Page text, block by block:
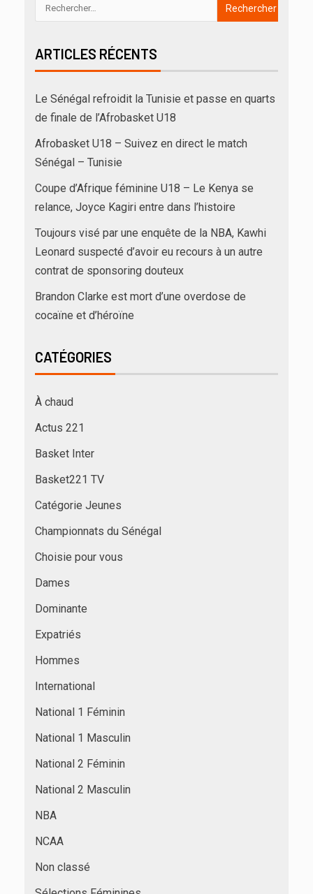
ARTICLES RÉCENTS
Le Sénégal refroidit la Tunisie et passe en quarts
de finale de l’Afrobasket U18
Afrobasket U18 – Suivez en direct le match
Sénégal – Tunisie
Coupe d’Afrique féminine U18 – Le Kenya se
relance, Joyce Kagiri entre dans l’histoire
Toujours visé par une enquête de la NBA, Kawhi
Leonard suspecté d’avoir eu recours à un autre
contrat de sponsoring douteux
Brandon Clarke est mort d’une overdose de
cocaïne et d’héroïne
CATÉGORIES
À chaud
Actus 221
Basket Inter
Basket221 TV
Catégorie Jeunes
Championnats du Sénégal
Choisie pour vous
Dames
Dominante
Expatriés
Hommes
International
National 1 Féminin
National 1 Masculin
National 2 Féminin
National 2 Masculin
NBA
NCAA
Non classé